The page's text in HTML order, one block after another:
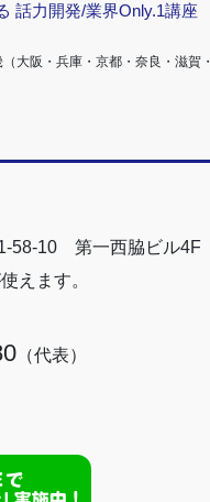
話力開発/業界Only.1講座
大阪・兵庫・京都・奈良・滋賀・
58-10 第一西脇ビル4F
えます。
（代表）